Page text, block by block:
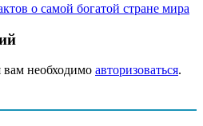
о самой богатой стране мира
вам необходимо авторизоваться.